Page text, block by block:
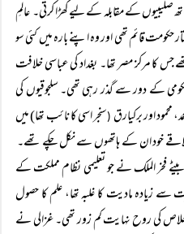
صلیبیوں کے مقابلہ کے لیے کھڑا کرتی۔ عالمِ
قائم تھی اور وہ اپنے بارہ میں کئی سو
مرکز مصر تھا۔ بغداد کی عباسی خلافت
کے دور سے گذر رہی تھی۔ سلجوقیوں کی
اور برکیارق (سنجر اسی کا نائب تھا) میں
علاقے خود ان کے ہاتھوں سے نکل چکے تھے۔
فخر الملک نے جو تعلیمی نظام مملکت کے
سے زیادہ مادیت کا غلبہ تھا، علم کا حصول
کی روح نہایت کم زور تھی۔ غزالی نے